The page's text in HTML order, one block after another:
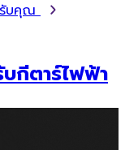
รับคุณ
กีตาร์ไฟฟ้า